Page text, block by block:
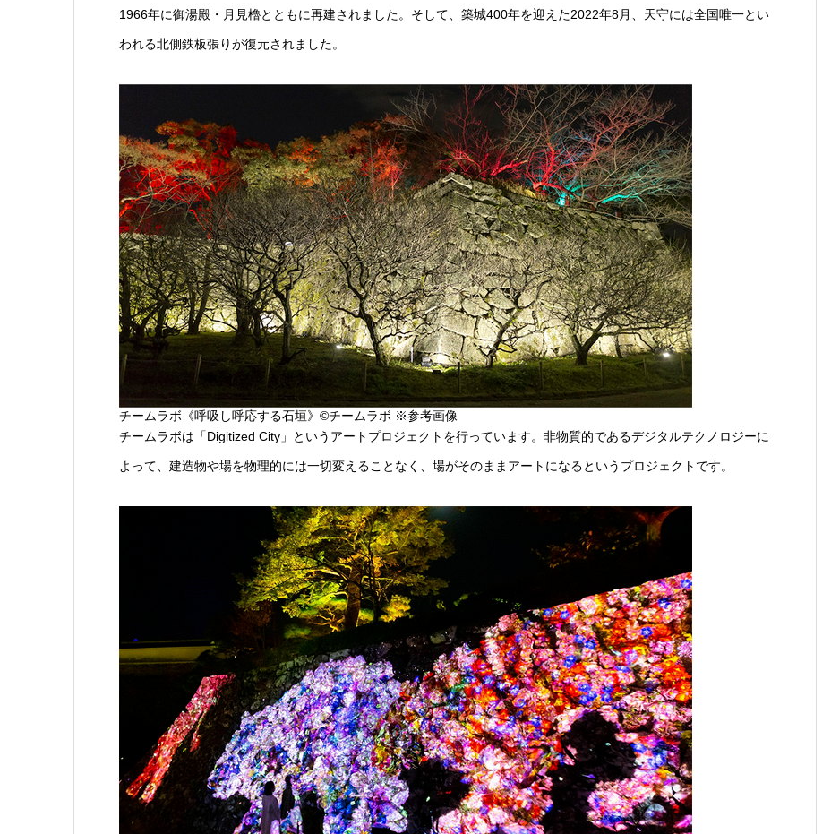
1966年に御湯殿・月見櫓とともに再建されました。そして、築城400年を迎えた2022年8月、天守には全国唯一とい
われる北側鉄板張りが復元されました。
チームラボ《呼吸し呼応する石垣》©チームラボ ※参考画像
チームラボは「Digitized City」というアートプロジェクトを行っています。非物質的であるデジタルテクノロジーに
よって、建造物や場を物理的には一切変えることなく、場がそのままアートになるというプロジェクトです。